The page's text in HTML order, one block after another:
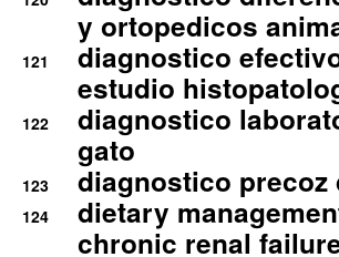
y ortopedicos
121
diagnostico
estudio
122
diagnostico
gato
123 diagnostico precoz
124
dietary
chronic renal